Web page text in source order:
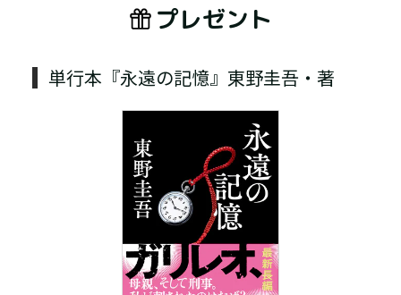
プレゼント
単行本『永遠の記憶』東野圭吾・著